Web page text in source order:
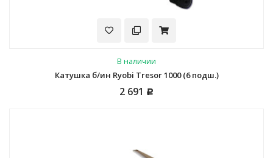
В наличии
Катушка б/ин Ryobi Tresor 1000 (6 подш.)
2 691 Р